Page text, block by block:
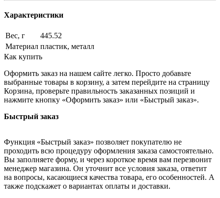
Характеристики
Вес, г
445.52
Материал пластик, металл
Как купить
Оформить заказ на нашем сайте легко. Просто добавьте
выбранные товары в корзину, а затем перейдите на страницу
Корзина, проверьте правильность заказанных позиций и
нажмите кнопку «Оформить заказ» или «Быстрый заказ».
Быстрый заказ
Функция «Быстрый заказ» позволяет покупателю не
проходить всю процедуру оформления заказа самостоятельно.
Вы заполняете форму, и через короткое время вам перезвонит
менеджер магазина. Он уточнит все условия заказа, ответит
на вопросы, касающиеся качества товара, его особенностей. А
также подскажет о вариантах оплаты и доставки.